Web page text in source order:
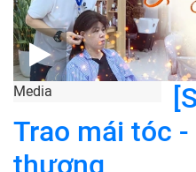
Media
Trao mái tóc
thương